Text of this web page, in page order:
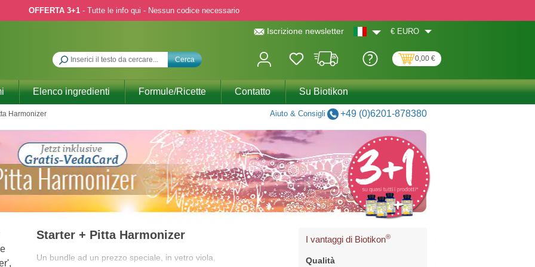
OFFERTA 3+1- Tutte le info qui - Nessun codice necessario
Iscrizione newsletter € EURO
Cerca 0,00 €
Elenco ingredienti Formule/Ricette Contatto Su Biotikon
Harmonizer Aiuto & Consigli +49 (0)6201-878380
Starter + Pitta Harmonizer
Un bundle ad un prezzo speciale, in vetro viola.
I vantaggi di Biotikon®
Qualità